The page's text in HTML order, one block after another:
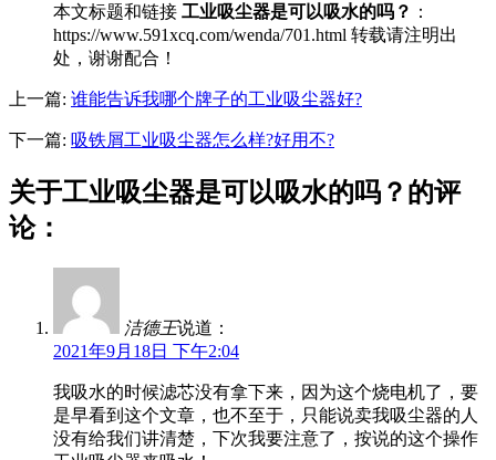
本文标题和链接 工业吸尘器是可以吸水的吗？ ：
https://www.591xcq.com/wenda/701.html 转载请注明出
处，谢谢配合！
上一篇: 谁能告诉我哪个牌子的工业吸尘器好?
下一篇: 吸铁屑工业吸尘器怎么样?好用不?
关于工业吸尘器是可以吸水的吗？的评
论：
洁德王说道：
2021年9月18日 下午2:04
我吸水的时候滤芯没有拿下来，因为这个烧电机了，要
是早看到这个文章，也不至于，只能说卖我吸尘器的人
没有给我们讲清楚，下次我要注意了，按说的这个操作